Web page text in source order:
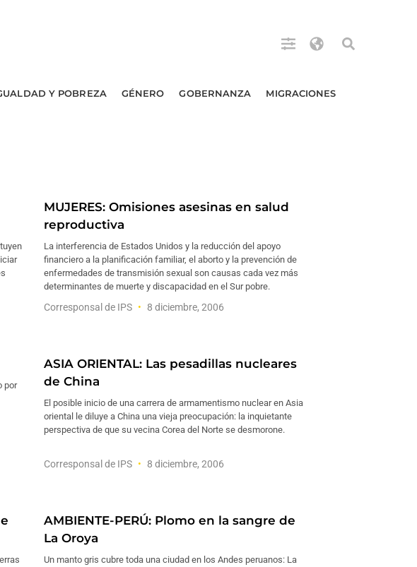
Y POBREZA GÉNERO GOBERNANZA MIGRACIONES
MUJERES: Omisiones asesinas en salud
reproductiva
La interferencia de Estados Unidos y la reducción del apoyo
financiero a la planificación familiar, el aborto y la prevención de
enfermedades de transmisión sexual son causas cada vez más
determinantes de muerte y discapacidad en el Sur pobre.
Corresponsal de IPS 8 diciembre, 2006
por
ASIA ORIENTAL: Las pesadillas nucleares
de China
El posible inicio de una carrera de armamentismo nuclear en Asia
oriental le diluye a China una vieja preocupación: la inquietante
perspectiva de que su vecina Corea del Norte se desmorone.
Corresponsal de IPS 8 diciembre, 2006
AMBIENTE-PERÚ: Plomo en la sangre de
La Oroya
Un manto gris cubre toda una ciudad en los Andes peruanos: La